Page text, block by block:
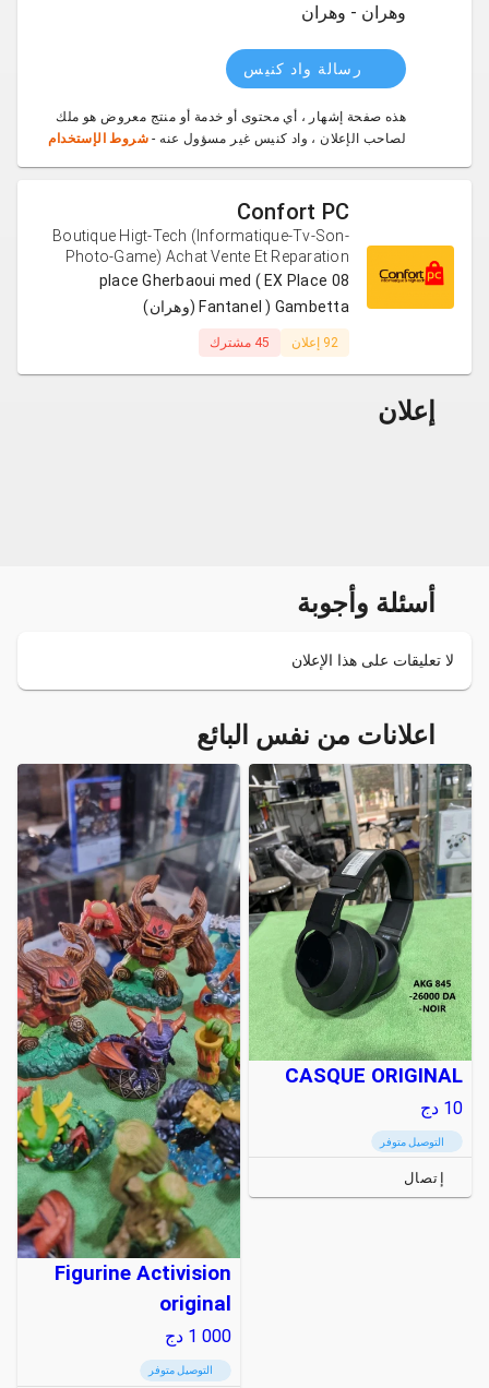
وهران - وهران
رسالة واد كنيس
هذه صفحة إشهار ، أي محتوى أو خدمة أو منتج معروض هو ملك
لصاحب الإعلان ، واد كنيس غير مسؤول عنه - شروط الإستخدام
Confort PC
Boutique Higt-Tech (Informatique-Tv-Son-
Photo-Game) Achat Vente Et Reparation
08 place Gherbaoui med ( EX Place
Fantanel ) Gambetta (وهران)
92 إعلان 45 مشترك
إعلان
أسئلة وأجوبة
لا تعليقات على هذا الإعلان
اعلانات من نفس البائع
CASQUE ORIGINAL
10 دج
التوصيل متوفر
إتصال
Figurine Activision
original
1 000 دج
التوصيل متوفر